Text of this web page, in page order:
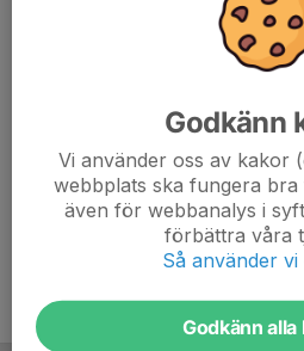
Godkänn
Vi använder oss av kakor
webbplats ska fungera bra
även för webbanalys i
förbättra våra
Så använder vi
Godkänn alla